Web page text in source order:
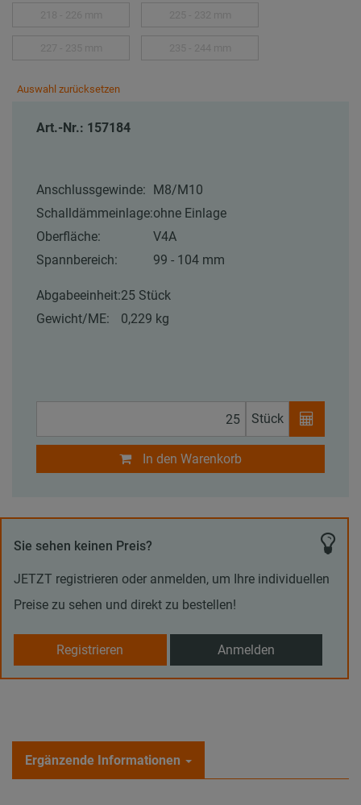
Auswahl zurücksetzen
Art.-Nr.: 157184
Anschlussgewinde:
M8/M10
Schalldämmeinlage:ohne Einlage
Oberfläche:
V4A
Spannbereich:
99 - 104 mm
Abgabeeinheit:25 Stück
Gewicht/ME:
0,229 kg
Stück
In den Warenkorb
Sie sehen keinen Preis?
JETZT registrieren oder anmelden, um Ihre individuellen
Preise zu sehen und direkt zu bestellen!
Registrieren Anmelden
Ergänzende Informationen